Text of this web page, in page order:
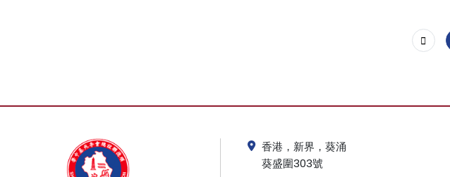
香港，新界，葵涌
葵盛圍303號